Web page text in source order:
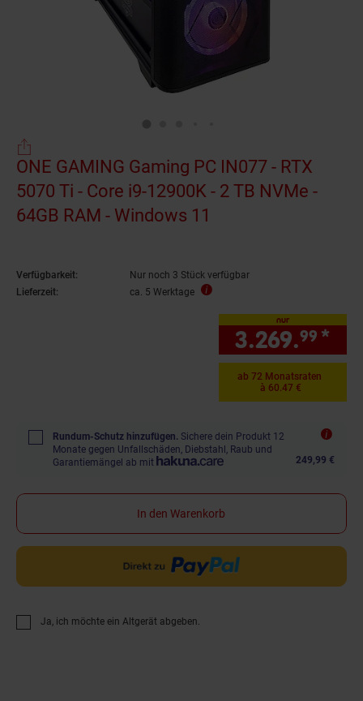
ONE GAMING Gaming PC IN077 - RTX
5070 Ti - Core i9-12900K - 2 TB NVMe -
64GB RAM - Windows 11
Verfügbarkeit:
Nur noch 3 Stück verfügbar
Lieferzeit:
ca. 5 Werktage
nur
3.269.99 *
ab 72 Monatsraten
à 60.47 €
Rundum-Schutz hinzufügen. Sichere dein Produkt 12
Monate gegen Unfallschäden, Diebstahl, Raub und
Garantiemängel ab mit
249,99 €
In den Warenkorb
Ja, ich möchte ein Altgerät abgeben.